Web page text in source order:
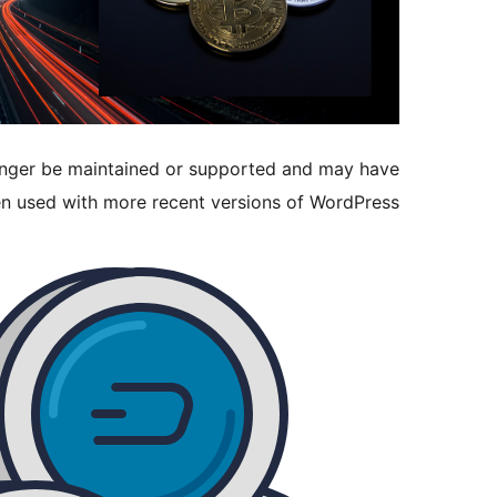
be maintained or supported and may have
used with more recent versions of WordPress.